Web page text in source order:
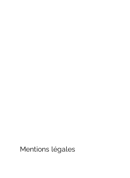
Mentions légales